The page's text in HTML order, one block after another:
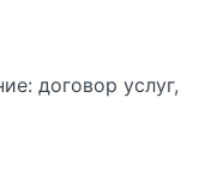
договор услуг,